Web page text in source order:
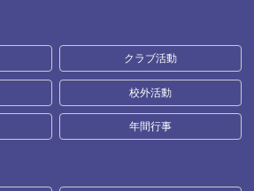
クラブ活動
校外活動
年間行事